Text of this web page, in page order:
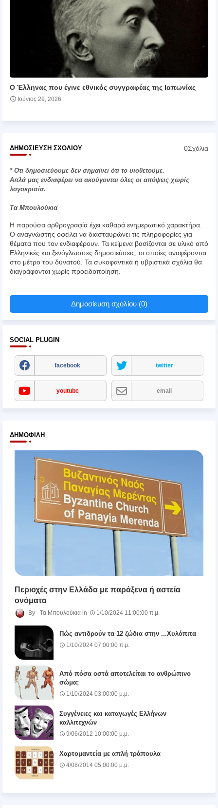
Ο Έλληνας που έγινε εθνικός συγγραφέας της Ιαπωνίας
Ιούνιος 29, 2026
ΔΗΜΟΣΊΕΥΣΗ ΣΧΟΛΊΟΥ 0Σχόλια
* Οτι δημοσιεύουμε δεν σημαίνει ότι το υιοθετούμε.
Απλά μας ενδιαφέρει να ακούγονται όλες οι απόψεις χωρίς
λογοκρισία.
Τα Μπουλούκια
Η παρούσα αρθρογραφία έχει καθαρά ενημερωτικό χαρακτήρα.
Ο αναγνώστης οφείλει να διασταυρώνει τις πληροφορίες για
θέματα που τον ενδιαφέρουν. Τα κείμενα βασίζονται σε υλικό από
Ελληνικές και ξενόγλωσσες δημοσιεύσεις, οι οποίες αναφέρονται
στο μέτρο του δυνατού. Τα συκοφαντικά ή υβριστικά σχόλια θα
διαγράφονται χωρίς προειδοποίηση.
Δημοσίευση σχολίου (0)
SOCIAL PLUGIN
facebook twitter
youtube email
ΔΗΜΟΦΙΛΉ
Περιοχές στην Ελλάδα με παράξενα ή αστεία
ονόματα
Τα Μπουλούκια 1/10/2024 11:00:00 π.μ.
Πώς αντιδρούν τα 12 ζώδια στην ...Χυλόπιτα
1/10/2024 07:00:00 π.μ.
Από πόσα οστά αποτελείται το ανθρώπινο
σώμα;
1/10/2024 03:00:00 μ.μ.
Συγγένειες και καταγωγές Ελλήνων
καλλιτεχνών
9/06/2012 10:00:00 μ.μ.
Χαρτομαντεία με απλή τράπουλα
4/08/2014 05:00:00 μ.μ.